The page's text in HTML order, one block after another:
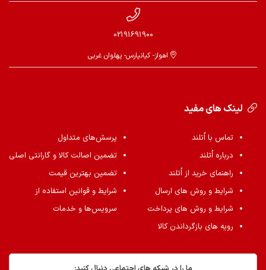
02191691900
اهواز- کیانپارس- پهلوان غربی
لینک های مفید
تماس با اُتلند
درباره اُتلند
راهنمای خرید از اُتلند
شرایط و روش های ارسال
شرایط و روش های پرداخت
رویه های بازگرداندن کالا
پرسش‌های متداول
تضمین اصالت کالا و گارانتی اصلی
تضمین بهترین قیمت
شرایط و قوانین استفاده از
سرویس‌ها و خدمات